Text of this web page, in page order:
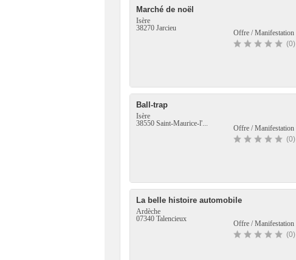
Marché de noël
Isère
38270 Jarcieu
Offre / Manifestation
(0)
Ball-trap
Isère
38550 Saint-Maurice-l'...
Offre / Manifestation
(0)
La belle histoire automobile
Ardèche
07340 Talencieux
Offre / Manifestation
(0)